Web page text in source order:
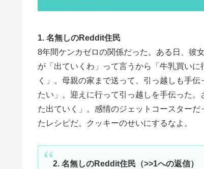
1. 名無しのReddit住民
8年間ケンカゼロの関係だった。ある日、彼
が「出ていくわ」って言うから「牛乳買い
く」。母親の家まで送って、引っ越しも手
たい」。迎えに行って引っ越しを手伝った
た出ていく」。感情のジェットコースター
たレシピだ。クッキーのせいにするなよ。
2. 名無しのReddit住民（>>1への返信）